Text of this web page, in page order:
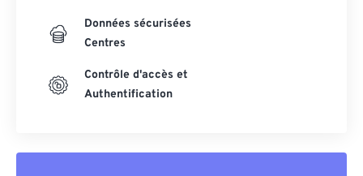
Données sécurisées
Centres
Contrôle d'accès et
Authentification